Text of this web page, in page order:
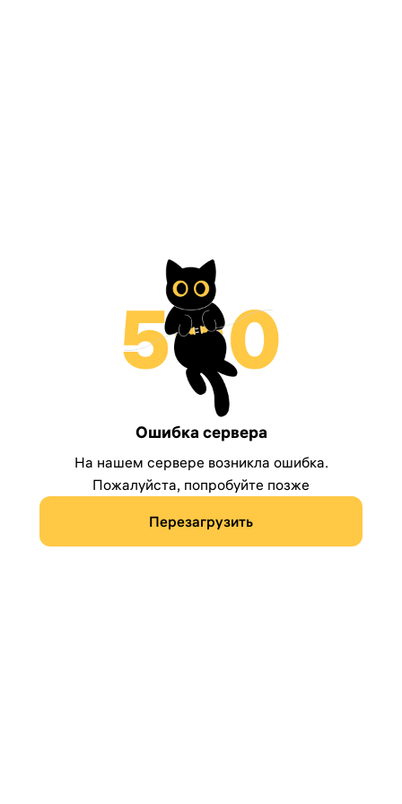
Ошибка сервера
На нашем сервере возникла ошибка.
Пожалуйста, попробуйте позже
Перезагрузить